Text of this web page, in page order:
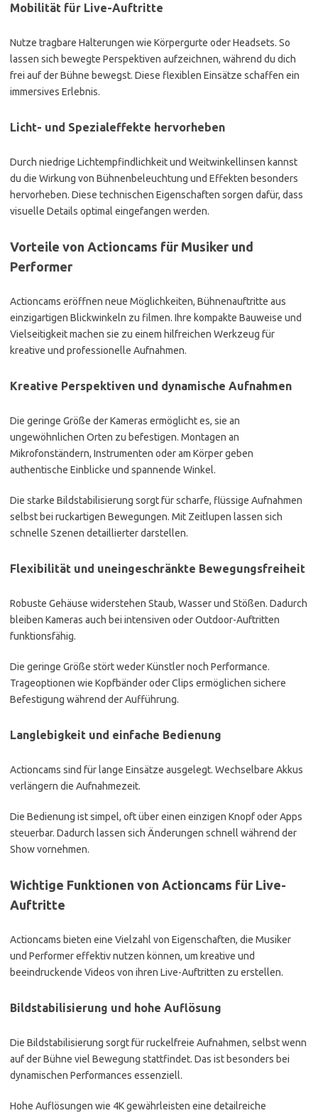
Mobilität für Live-Auftritte
Nutze tragbare Halterungen wie Körpergurte oder Headsets. So
lassen sich bewegte Perspektiven aufzeichnen, während du dich
frei auf der Bühne bewegst. Diese flexiblen Einsätze schaffen ein
immersives Erlebnis.
Licht- und Spezialeffekte hervorheben
Durch niedrige Lichtempfindlichkeit und Weitwinkellinsen kannst
du die Wirkung von Bühnenbeleuchtung und Effekten besonders
hervorheben. Diese technischen Eigenschaften sorgen dafür, dass
visuelle Details optimal eingefangen werden.
Vorteile von Actioncams für Musiker und
Performer
Actioncams eröffnen neue Möglichkeiten, Bühnenauftritte aus
einzigartigen Blickwinkeln zu filmen. Ihre kompakte Bauweise und
Vielseitigkeit machen sie zu einem hilfreichen Werkzeug für
kreative und professionelle Aufnahmen.
Kreative Perspektiven und dynamische Aufnahmen
Die geringe Größe der Kameras ermöglicht es, sie an
ungewöhnlichen Orten zu befestigen. Montagen an
Mikrofonständern, Instrumenten oder am Körper geben
authentische Einblicke und spannende Winkel.
Die starke Bildstabilisierung sorgt für scharfe, flüssige Aufnahmen
selbst bei ruckartigen Bewegungen. Mit Zeitlupen lassen sich
schnelle Szenen detaillierter darstellen.
Flexibilität und uneingeschränkte Bewegungsfreiheit
Robuste Gehäuse widerstehen Staub, Wasser und Stößen. Dadurch
bleiben Kameras auch bei intensiven oder Outdoor-Auftritten
funktionsfähig.
Die geringe Größe stört weder Künstler noch Performance.
Trageoptionen wie Kopfbänder oder Clips ermöglichen sichere
Befestigung während der Aufführung.
Langlebigkeit und einfache Bedienung
Actioncams sind für lange Einsätze ausgelegt. Wechselbare Akkus
verlängern die Aufnahmezeit.
Die Bedienung ist simpel, oft über einen einzigen Knopf oder Apps
steuerbar. Dadurch lassen sich Änderungen schnell während der
Show vornehmen.
Wichtige Funktionen von Actioncams für Live-
Auftritte
Actioncams bieten eine Vielzahl von Eigenschaften, die Musiker
und Performer effektiv nutzen können, um kreative und
beeindruckende Videos von ihren Live-Auftritten zu erstellen.
Bildstabilisierung und hohe Auflösung
Die Bildstabilisierung sorgt für ruckelfreie Aufnahmen, selbst wenn
auf der Bühne viel Bewegung stattfindet. Das ist besonders bei
dynamischen Performances essenziell.
Hohe Auflösungen wie 4K gewährleisten eine detailreiche